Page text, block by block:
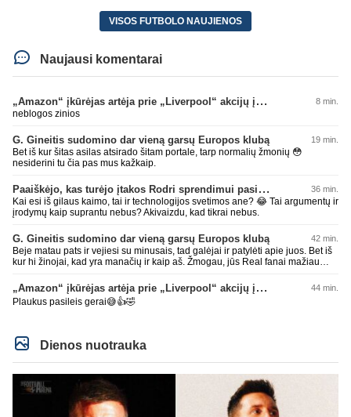
VISOS FUTBOLO NAUJIENOS
Naujausi komentarai
„Amazon“ įkūrėjas artėja prie „Liverpool“ akcijų įsigijimo 8 min.
neblogos zinios
G. Gineitis sudomino dar vieną garsų Europos klubą 19 min.
Bet iš kur šitas asilas atsirado šitam portale, tarp normalių žmonių 😳
nesiderini tu čia pas mus kažkaip.
Paaiškėjo, kas turėjo įtakos Rodri sprendimui pasirinkti Barselonos pusę 36 min.
Kai esi iš gilaus kaimo, tai ir technologijos svetimos ane? 😂 Tai argumentų ir
įrodymų kaip suprantu nebus? Akivaizdu, kad tikrai nebus.
G. Gineitis sudomino dar vieną garsų Europos klubą 42 min.
Beje matau pats ir vejiesi su minusais, tad galėjai ir patylėti apie juos. Bet iš
kur hi žinojai, kad yra manačių ir kaip aš. Žmogau, jūs Real fanai mažiau
džiaugis manusais. Bienas su AI bendrauja kitam užtenka iki pilnos laimės
kelių minusų. Kokie tie Real fanai menki. Gėda už jus pačius.
„Amazon“ įkūrėjas artėja prie „Liverpool“ akcijų įsigijimo 44 min.
Plaukus pasileis gerai😅👍🤣
Dienos nuotrauka